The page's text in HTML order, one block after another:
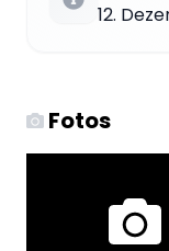
12.
Fotos